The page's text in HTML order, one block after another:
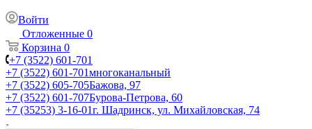
Войти
Отложенные 0
Корзина 0
+7 (3522) 601-701
+7 (3522) 601-701многоканальный
+7 (3522) 605-705Бажова, 97
+7 (3522) 601-707Бурова-Петрова, 60
+7 (35253) 3-16-01г. Шадринск, ул. Михайловская, 74